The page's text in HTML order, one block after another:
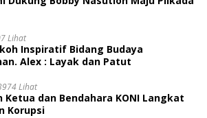
Lihat
Inspiratif Bidang Budaya
Alex : Layak dan Patut
Lihat
Ketua dan Bendahara KONI Langkat
Korupsi